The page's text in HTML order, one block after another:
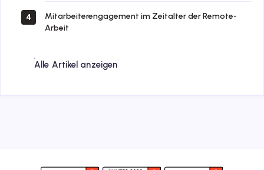
4
Mitarbeiterengagement im Zeitalter der Remote-
Arbeit
Alle Artikel anzeigen